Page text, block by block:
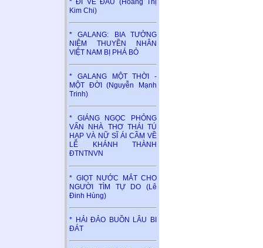
Kim Chi)
* GALANG: BIA TƯỞNG
NIỆM THUYỀN NHÂN
VIỆT NAM BỊ PHÁ BỎ
* GALANG MỘT THỜI -
MỘT ĐỜI (Nguyễn Mạnh
Trinh)
* GIÁNG NGỌC PHỎNG
VẤN NHÀ THƠ THÁI TÚ
HẠP VÀ NỮ SĨ ÁI CẦM VỀ
LỄ KHÁNH THÀNH
ĐTNTNVN
* GIỌT NƯỚC MẮT CHO
NGƯỜI TÌM TỰ DO (Lê
Đinh Hùng)
* HẢI ĐẢO BUỒN LÂU BI
ĐÁT